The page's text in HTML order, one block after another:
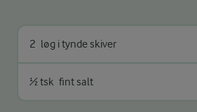
2 løg i tynde skiver
½ tsk fint salt